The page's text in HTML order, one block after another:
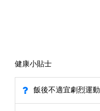
健康小貼士
飯後不適宜劇烈運動